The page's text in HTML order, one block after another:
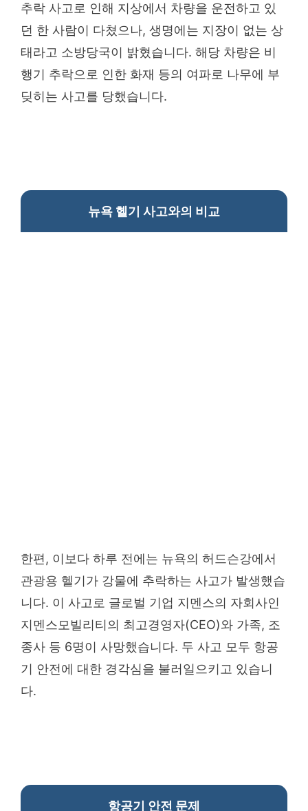
추락 사고로 인해 지상에서 차량을 운전하고 있
던 한 사람이 다쳤으나, 생명에는 지장이 없는 상
태라고 소방당국이 밝혔습니다. 해당 차량은 비
행기 추락으로 인한 화재 등의 여파로 나무에 부
딪히는 사고를 당했습니다.
뉴욕 헬기 사고와의 비교
한편, 이보다 하루 전에는 뉴욕의 허드슨강에서
관광용 헬기가 강물에 추락하는 사고가 발생했습
니다. 이 사고로 글로벌 기업 지멘스의 자회사인
지멘스모빌리티의 최고경영자(CEO)와 가족, 조
종사 등 6명이 사망했습니다. 두 사고 모두 항공
기 안전에 대한 경각심을 불러일으키고 있습니
다.
항공기 안전 문제